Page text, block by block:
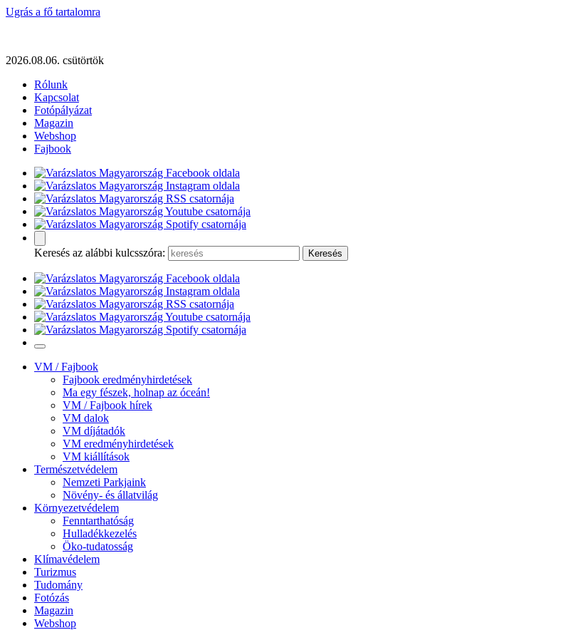
Ugrás a fő tartalomra
2026.08.06. csütörtök
Rólunk
Kapcsolat
Fotópályázat
Magazin
Webshop
Fajbook
Keresés az alábbi kulcsszóra:
VM / Fajbook
Fajbook eredményhirdetések
Ma egy fészek, holnap az óceán!
VM / Fajbook hírek
VM dalok
VM díjátadók
VM eredményhirdetések
VM kiállítások
Természetvédelem
Nemzeti Parkjaink
Növény- és állatvilág
Környezetvédelem
Fenntarthatóság
Hulladékkezelés
Öko-tudatosság
Klímavédelem
Turizmus
Tudomány
Fotózás
Magazin
Webshop